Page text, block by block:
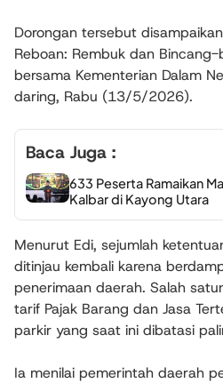
Dorongan tersebut
Reboan: Rembuk dan
bersama Kementerian Dalam
daring, Rabu (13/5/2026).
Baca Juga :
633 Peserta Ramaikan
Kalbar di Kayong Utara
Menurut Edi, sejumlah
ditinjau kembali karena
penerimaan daerah. Salah
tarif Pajak Barang dan Jasa
parkir yang saat ini dibatasi
Ia menilai pemerintah daerah